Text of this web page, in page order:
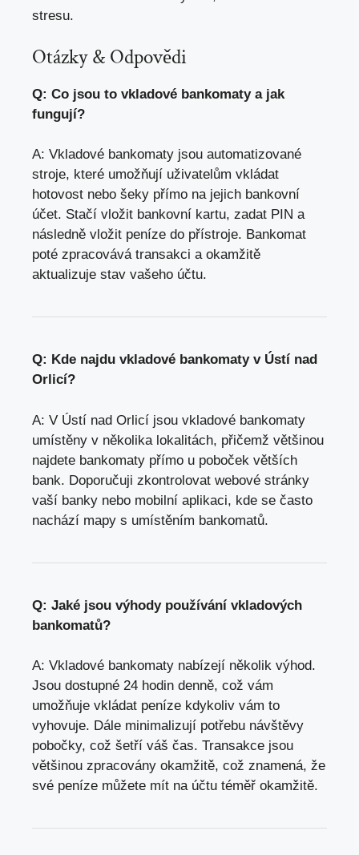
stresu.
Otázky & Odpovědi
Q: Co jsou to vkladové bankomaty a jak
fungují?
A: Vkladové bankomaty jsou automatizované
stroje, které umožňují uživatelům vkládat
hotovost nebo šeky přímo na jejich bankovní
účet. Stačí vložit bankovní kartu, zadat PIN a
následně vložit peníze do přístroje. Bankomat
poté zpracovává transakci a okamžitě
aktualizuje stav vašeho účtu.
Q: Kde najdu vkladové bankomaty v Ústí nad
Orlicí?
A: V Ústí nad Orlicí jsou vkladové bankomaty
umístěny v několika lokalitách, přičemž většinou
najdete bankomaty přímo u poboček větších
bank. Doporučuji zkontrolovat webové stránky
vaší banky nebo mobilní aplikaci, kde se často
nachází mapy s umístěním bankomatů.
Q: Jaké jsou výhody používání vkladových
bankomatů?
A: Vkladové bankomaty nabízejí několik výhod.
Jsou dostupné 24 hodin denně, což vám
umožňuje vkládat peníze kdykoliv vám to
vyhovuje. Dále minimalizují potřebu návštěvy
pobočky, což šetří váš čas. Transakce jsou
většinou zpracovány okamžitě, což znamená, že
své peníze můžete mít na účtu téměř okamžitě.